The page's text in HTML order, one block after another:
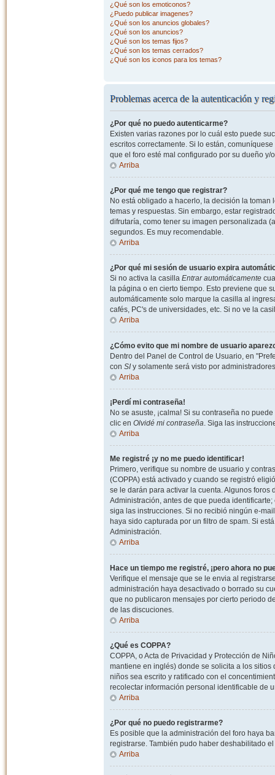
¿Qué son los emoticonos?
¿Puedo publicar imagenes?
¿Qué son los anuncios globales?
¿Qué son los anuncios?
¿Qué son los temas fijos?
¿Qué son los temas cerrados?
¿Qué son los iconos para los temas?
Problemas acerca de la autenticación y
¿Por qué no puedo autenticarme?
Existen varias razones por lo cuál esto puede
escritos correctamente. Si lo están,
que el foro esté mal configurado por su dueño
Arriba
¿Por qué me tengo que registrar?
No está obligado a hacerlo, la decisión la
temas y respuestas. Sin embargo, estar
difrutaría, como tener su imagen personalizada
segundos. Es muy recomendable.
Arriba
¿Por qué mi sesión de usuario expira
Si no activa la casilla Entrar automáticamente
la página o en cierto tiempo. Esto previene que
automáticamente solo marque la casilla al
cafés, PC's de universidades, etc. Si no ve la
Arriba
¿Cómo evito que mi nombre de usuario
Dentro del Panel de Control de Usuario, en
con SIy solamente será visto por
Arriba
¡Perdí mi contraseña!
No se asuste, ¡calma! Si su contraseña no
clic en Olvidé mi contraseña. Siga las
Arriba
Me registré ¡y no me puedo identificar!
Primero, verifique su nombre de usuario y
(COPPA) está activado y cuando se registró
se le darán para activar la cuenta. Algunos
Administración, antes de que pueda
siga las instrucciones. Si no recibió ningún e-
haya sido capturada por un filtro de spam. Si
Administración.
Arriba
Hace un tiempo me registré, ¡pero ahora no
Verifique el mensaje que se le envia al
administración haya desactivado o borrado su
que no publicaron mensajes por cierto periodo
de las discuciones.
Arriba
¿Qué es COPPA?
COPPA, o Acta de Privacidad y Protección de
mantiene en inglés) donde se solicita a los
niños sea escrito y ratificado con el
recolectar información personal identificable de
Arriba
¿Por qué no puedo registrarme?
Es posible que la administración del foro haya
registrarse. También pudo haber deshabilitado
Arriba